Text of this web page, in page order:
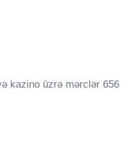
kazino üzrə mərclər 656